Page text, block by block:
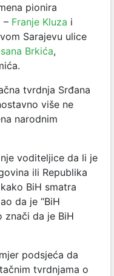
pionira
– Franje Kluza i
Sarajevu ulice
Brkića,
tvrdnja Srđana
više ne
narodnim
voditeljice da li je
ili Republika
BiH smatra
da je “BiH
znači da je BiH
podsjeća da
tvrdnjama o